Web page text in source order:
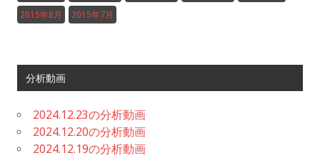
2015年8月 2015年7月
分析動画
2024.12.23の分析動画
2024.12.20の分析動画
2024.12.19の分析動画